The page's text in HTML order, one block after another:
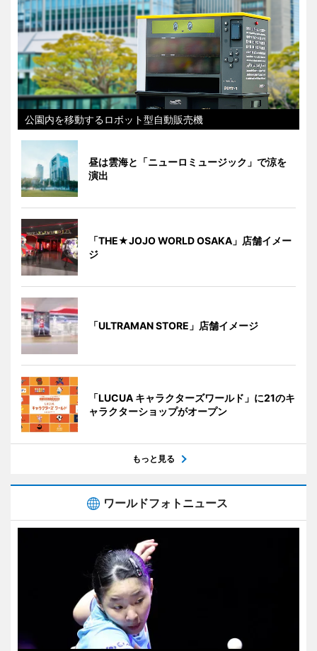
公園内を移動するロボット型自動販売機
昼は雲海と「ニューロミュージック」で涼を
演出
「THE★JOJO WORLD OSAKA」店舗イメー
ジ
「ULTRAMAN STORE」店舗イメージ
「LUCUA キャラクターズワールド」に21のキ
ャラクターショップがオープン
もっと見る
ワールドフォトニュース